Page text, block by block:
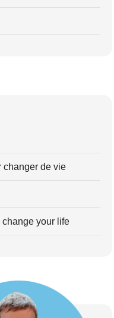
changer de vie
change your life